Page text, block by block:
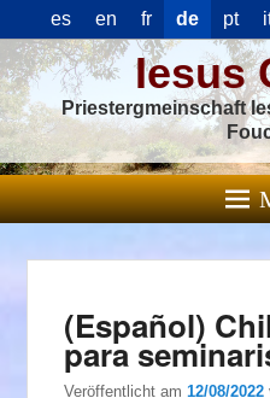
es en fr de pt
Iesus
Priestergmeinschaft
(Español)
para
Veröffentlicht am12/08/2022